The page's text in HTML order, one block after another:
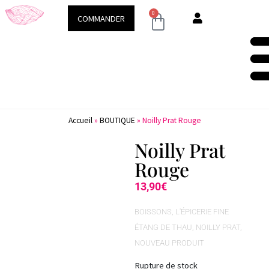
COMMANDER
0
Accueil» BOUTIQUE» Noilly Prat Rouge
Noilly Prat
Rouge
13,90€
BOISSONS L'ÉPICERIE FINE
ÉTANG DE THAU NOILLY PRAT
NOUVEAU PRODUIT
Rupture de stock